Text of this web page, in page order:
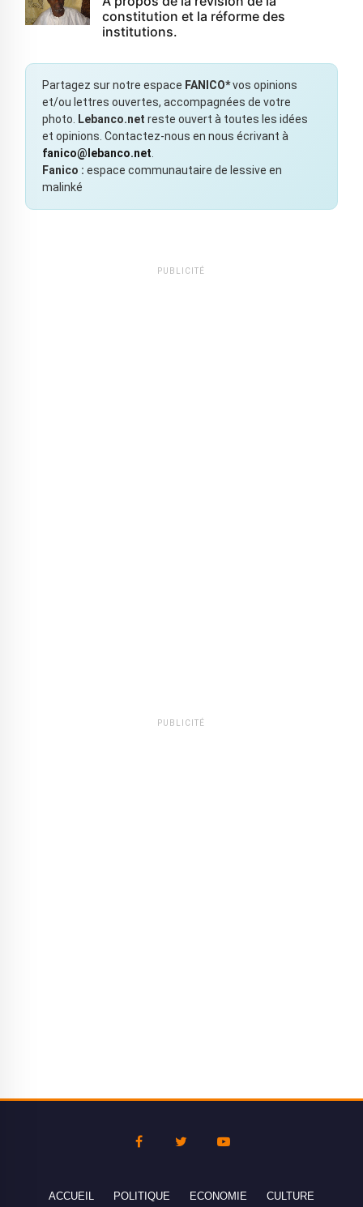
constitution et la réforme des
institutions.
Partagez sur notre espace FANICO*vos opinions
et/ou lettres ouvertes, accompagnées de votre
photo.
Lebanco.net reste ouvert à toutes les idées
et opinions. Contactez-nous en nous écrivant à
fanico@lebanco.net
Fanico : espace communautaire de lessive en
malinké
PUBLICITÉ
PUBLICITÉ
ACCUEIL POLITIQUE ECONOMIE CULTURE